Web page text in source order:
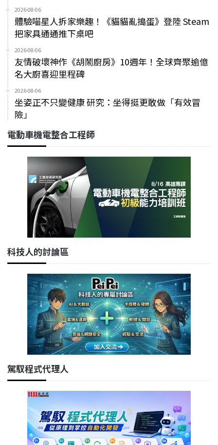
2026-08-06
體驗喵星人拆家樂趣！《貓貓亂搗蛋》登陸 Steam
把家具通通推下桌吧
2026-08-06
友情破壞神作《胡鬧廚房》10週年！全球齊聚逾億
名大廚喜迎里程碑
2026-08-06
坐姿正不只變健康 研究：坐得挺更敢做「有效冒
險」
電動車機電整合工程師
科技人的討論區
駕馭程式代理人